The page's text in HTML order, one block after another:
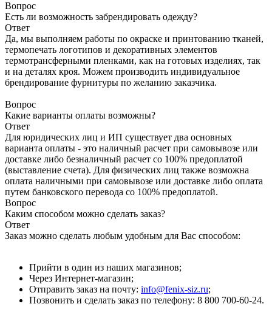
Вопрос
Есть ли возможность забрендировать одежду?
Ответ
Да, мы выполняем работы по окраске и принтованию тканей,
термопечать логотипов и декоративных элементов
термотрансферными пленками, как на готовых изделиях, так
и на деталях кроя. Можем производить индивидуальное
брендирование фурнитуры по желанию заказчика.
Вопрос
Какие варианты оплаты возможны?
Ответ
Для юридических лиц и ИП существует два основных
варианта оплаты - это наличный расчет при самовывозе или
доставке либо безналичный расчет со 100% предоплатой
(выставление счета). Для физических лиц также возможна
оплата наличными при самовывозе или доставке либо оплата
путем банковского перевода со 100% предоплатой.
Вопрос
Каким способом можно сделать заказ?
Ответ
Заказ можно сделать любым удобным для Вас способом:
Прийти в один из наших магазинов;
Через Интернет-магазин;
Отправить заказ на почту: info@fenix-siz.ru;
Позвонить и сделать заказ по телефону: 8 800 700-60-24.